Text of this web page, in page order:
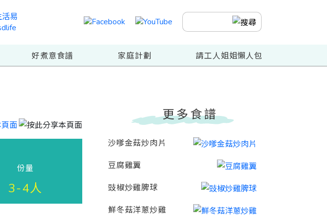
好煮意食譜 家庭計劃 請工人姐姐懶人包
份量
3-4人
更多食譜
沙嗲金菇炒肉片
豆腐雞翼
豉椒炒雞脾球
鮮冬菇洋蔥炒雞